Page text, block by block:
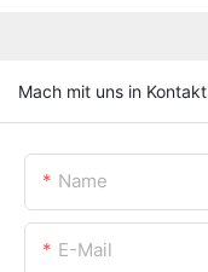
Mach mit uns in Kontakt
Name
E-Mail